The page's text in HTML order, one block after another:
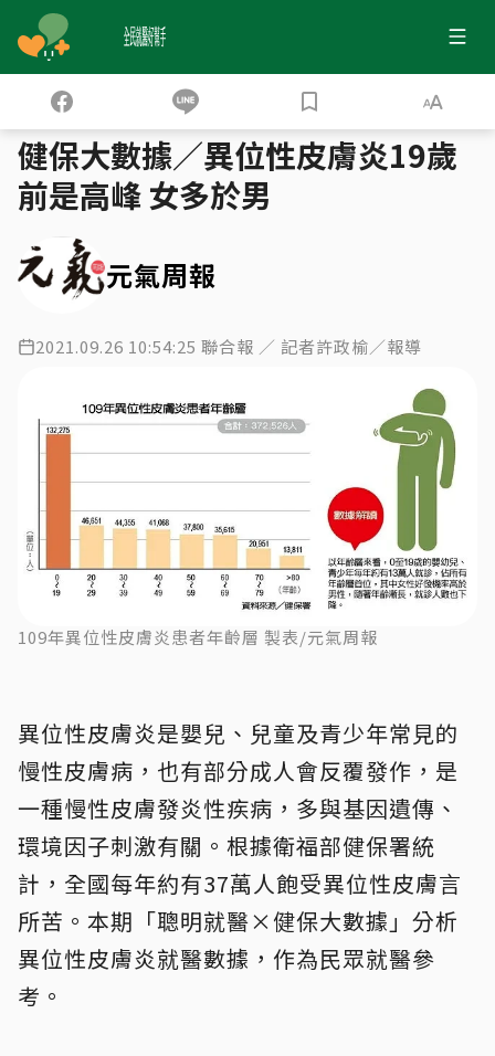
全民就醫好幫手 健保大數據
健保大數據／異位性皮膚炎19歲
前是高峰 女多於男
元氣周報
2021.09.26 10:54:25 聯合報 ／ 記者許政榆／報導
109年異位性皮膚炎患者年齡層 製表/元氣周報
異位性皮膚炎是嬰兒、兒童及青少年常見的
慢性皮膚病，也有部分成人會反覆發作，是
一種慢性皮膚發炎性疾病，多與基因遺傳、
環境因子刺激有關。根據衛福部健保署統
計，全國每年約有37萬人飽受異位性皮膚言
所苦。本期「聰明就醫×健保大數據」分析
異位性皮膚炎就醫數據，作為民眾就醫參
考。